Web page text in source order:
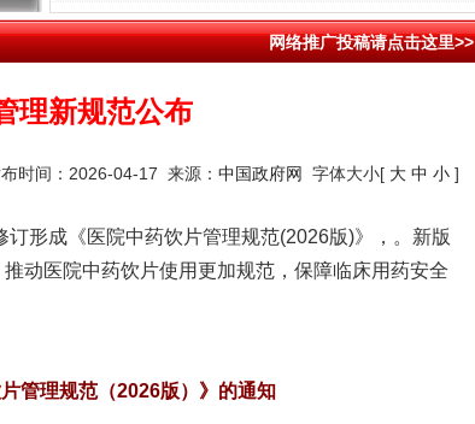
网络推广投稿请点击这里>>
理新规范公布
时间：2026-04-17 来源： 中国政府网 字体大小[ 大 中 小 ]
形成《医院中药饮片管理规范(2026版)》，。新版
动医院中药饮片使用更加规范，保障临床用药安全
管理规范（2026版）》的通知